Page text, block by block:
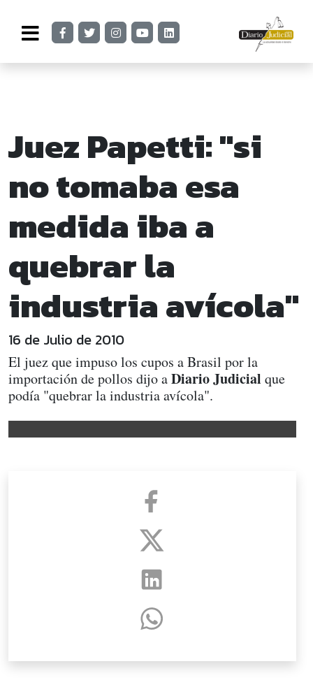
Juez Papetti: "si
no tomaba esa
medida iba a
quebrar la
industria avícola"
16 de Julio de 2010
El juez que impuso los cupos a Brasil por la
importación de pollos dijo aDiario Judicial que
podía "quebrar la industria avícola".